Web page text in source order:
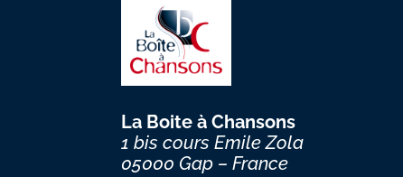
La Boite à Chansons
1 bis cours Emile Zola
05000 Gap – France